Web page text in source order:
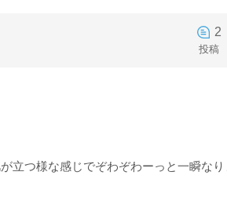
2
投稿
立つ様な感じでぞわぞわーっと一瞬なり